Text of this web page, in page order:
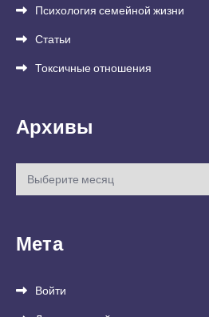
Психология семейной жизни
Статьи
Токсичные отношения
Архивы
Архивы
Мета
Войти